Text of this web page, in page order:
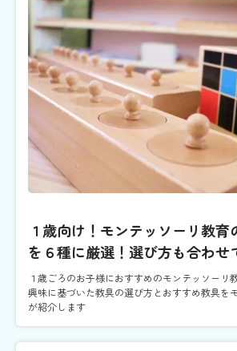
１歳向け！モンテッソーリ教育
を６種に厳選！選び方も合わせ
１歳ごろのお子様におすすめのモンテッソーリ
興味に基づいた教具の選び方とおすすめ教具を
が紹介します